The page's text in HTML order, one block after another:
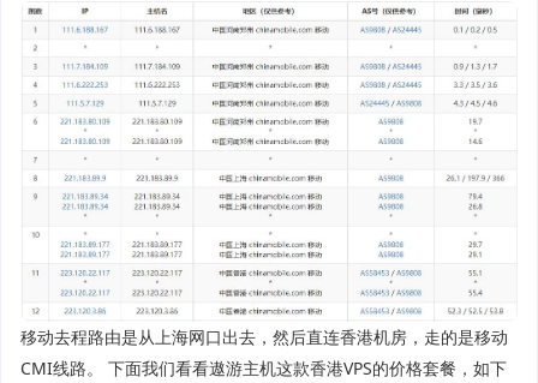
移动去程路由是从上海网口出去，然后直连香港机房，走的是移动
CMI线路。 下面我们看看遨游主机这款香港VPS的价格套餐，如下